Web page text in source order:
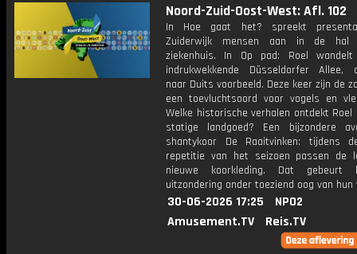
Noord-Zuid-Oost-West: Afl. 102
In Hoe gaat het? spreekt
Zuiderwijk mensen aan in de
ziekenhuis. In Op pad: Roel
indrukwekkende Düsseldorfer Allee,
naar Duits voorbeeld. Deze keer zijn de
een toevluchtsoord voor vogels en
Welke historische verhalen ontdekt
statige landgoed? Een bijzondere
shantykoor De Raaitvinken: tijdens
repetitie van het seizoen passen de
nieuwe koorkleding. Dat gebeurt
uitzondering onder toeziend oog van hun
30-06-2026 17:25
NPO2
Amusement.TV
Reis.TV